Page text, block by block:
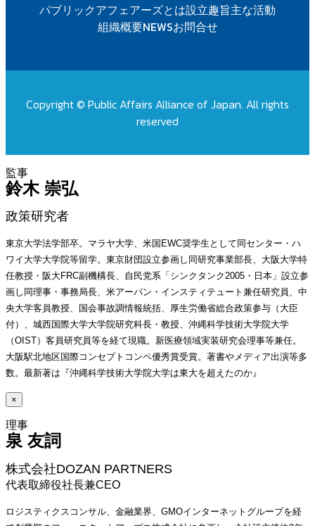
パブリックアフェアーズとは設立趣旨主な活動
組織概要NEWSお問合せ
Copyright © Public Affairs Alliance of Japan. All rights
reserved
鈴木 崇弘
政策研究者
東京大学法学部卒。マラヤ大学、米国EWC奨学生として同センター・ハ
ワイ大学大学院等留学。東京財団設立参画し同研究事業部長、大阪大学特
任教授・阪大FRC副機構長、自民党系「シンクタンク2005・日本」設立参
画し同理事・事務局長、米アーバン・インスティテュート兼任研究員、中
央大学客員教授、国会事故調情報統括、厚生労働省総合政策参与（大臣
付）、城西国際大学大学院研究科長・教授、沖縄科学技術大学院大学
（OIST）客員研究員等を経て現職。新医療領域実装研究会理事等兼任。
大阪駅北地区国際コンセプトコンペ優秀賞受賞。著書やメディア出演等多
数。最新著は『沖縄科学技術大学院大学は東大を超えたのか』
×
泉 友詞
株式会社DOZAN PARTNERS
代表取締役社長兼CEO
ロジスティクスコンサル、金融業界、GMOインターネットグループを経